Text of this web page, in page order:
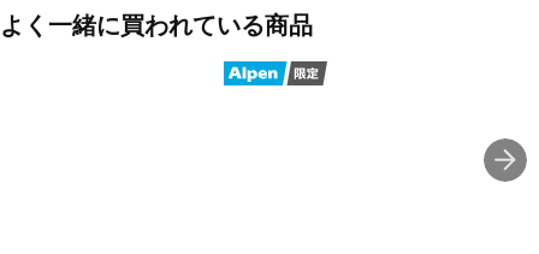
■カラー(メーカー表記):
グリーン(300:GREEN SPARK/BLACK-UNIVERSITY RED)
よく一緒に買われている商品